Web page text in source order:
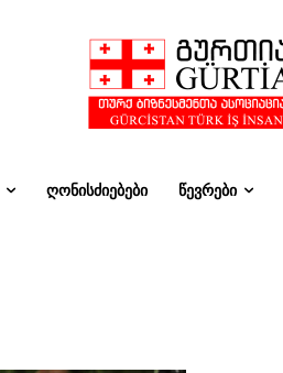
ᲦᲝᲜᲘᲡᲫᲘᲔᲑᲔᲑᲘ ᲬᲔᲕᲠᲔᲑᲘ